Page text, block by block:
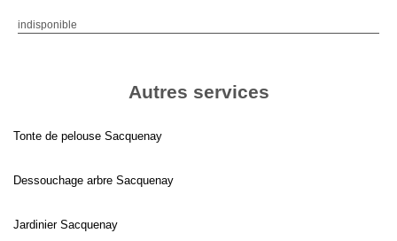
indisponible
Autres services
Tonte de pelouse Sacquenay
Dessouchage arbre Sacquenay
Jardinier Sacquenay